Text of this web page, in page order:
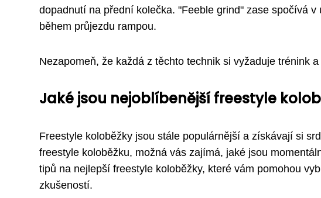
dopadnutí na přední kolečka. "Feeble grind" zase spočívá
během průjezdu rampou.
Nezapomeň, že každá z těchto technik si vyžaduje trénink
Jaké jsou nejoblíbenější freestyle
Freestyle koloběžky jsou stále populárnější a získávají si
freestyle koloběžku, možná vás zajímá, jaké jsou
tipů na nejlepší freestyle koloběžky, které vám pomohou
zkušeností.